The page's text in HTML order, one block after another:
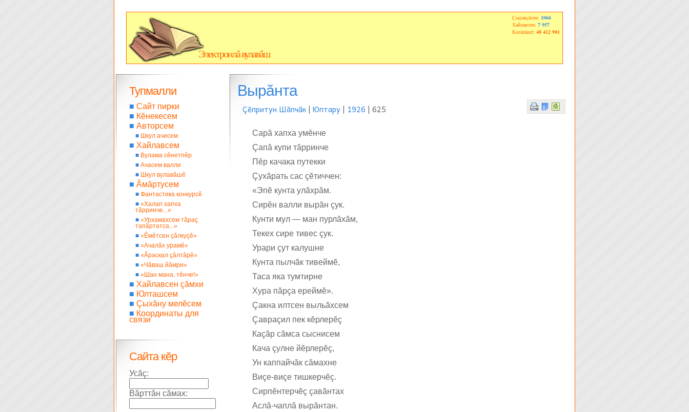
Электронлă вулавăш
Çыравçăсем: 1066
Хайлавсем: 7 957
Калăпăшĕ: 48 412 901
Вырăнта
Çĕпритун Шăпчăк | Юптару | 1926 | 625
Сарă хапха умĕнче
Çапă купи тăрринче
Пĕр качака путекки
Çухăрать сас çĕтиччен:
«Эпĕ кунта улăхрăм.
Сирĕн валли вырăн çук.
Кунти мул — ман пурлăхăм,
Текех сире тивес çук.
Урари çут калушне
Кунта пылчăк тивеймĕ,
Таса яка тумтирне
Хура пăрçа ереймĕ».
Çакна илтсен выльăхсем
Çавраçил пек кĕрлерĕç
Каçăр сăмса сыснисем
Кача çулне йĕрлерĕç,
Ун каппайчăк сăмахне
Виçе-виçе тишкерчĕç.
Сирпĕнтерчĕç çавăнтах
Аслă-чаплă вырăнтан.
Тупмалли
■ Сайт пирки
■ Кĕнекесем
■ Авторсем
■ Шкул ачисем
■ Хайлавсем
■ Вулама сĕнетпĕр
■ Ачасем валли
■ Шкул вулавăшĕ
■ Ăмăртусем
■ Фантастика конкурсĕ
■ «Халап хапха
тăрринче...»
■ «Урхамахсем тăраç
тапăртатса...»
■ «Ĕмĕтсен çăлкуçĕ»
■ «Ачалăх урамĕ»
■ «Ăраскал çăлтăрĕ»
■ «Чăваш йăмри»
■ «Шан мана, тĕнче!»
■ Хайлавсен çăмхи
■ Юлташсем
■ Çыхăну мелĕсем
■ Координаты для
связи
Сайта кĕр
Усăç:
Вăрттăн сăмах: